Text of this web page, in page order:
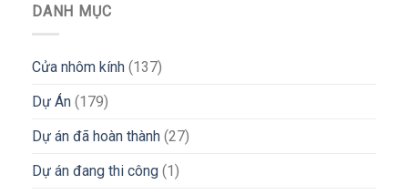
DANH MỤC
Cửa nhôm kính (137)
Dự Án (179)
Dự án đã hoàn thành (27)
Dự án đang thi công (1)